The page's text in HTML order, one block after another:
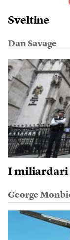
Sveltine
Dan Savage
I miliardari
George